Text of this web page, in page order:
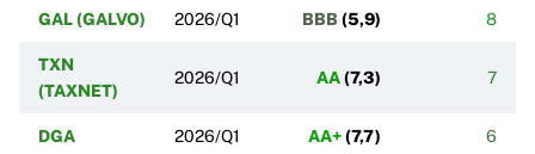
GAL (GALVO) 2026/Q1 BBB (5,9) 8
TXN
(TAXNET)
2026/Q1 AA(7,3) 7
DGA 2026/Q1 AA+(7,7) 6